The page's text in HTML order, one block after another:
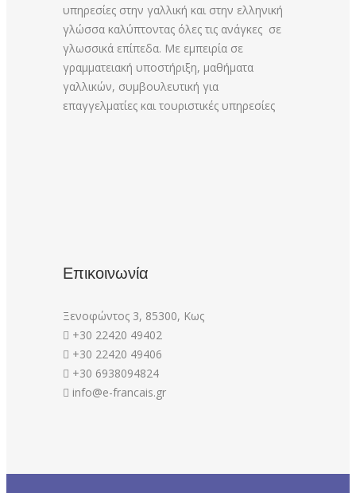
υπηρεσίες στην γαλλική και στην ελληνική
γλώσσα καλύπτοντας όλες τις ανάγκες σε
γλωσσικά επίπεδα. Με εμπειρία σε
γραμματειακή υποστήριξη, μαθήματα
γαλλικών, συμβουλευτική για
επαγγελματίες και τουριστικές υπηρεσίες
Επικοινωνία
Ξενοφώντος 3, 85300, Κως
+30 22420 49402
+30 22420 49406
+30 6938094824
info@e-francais.gr